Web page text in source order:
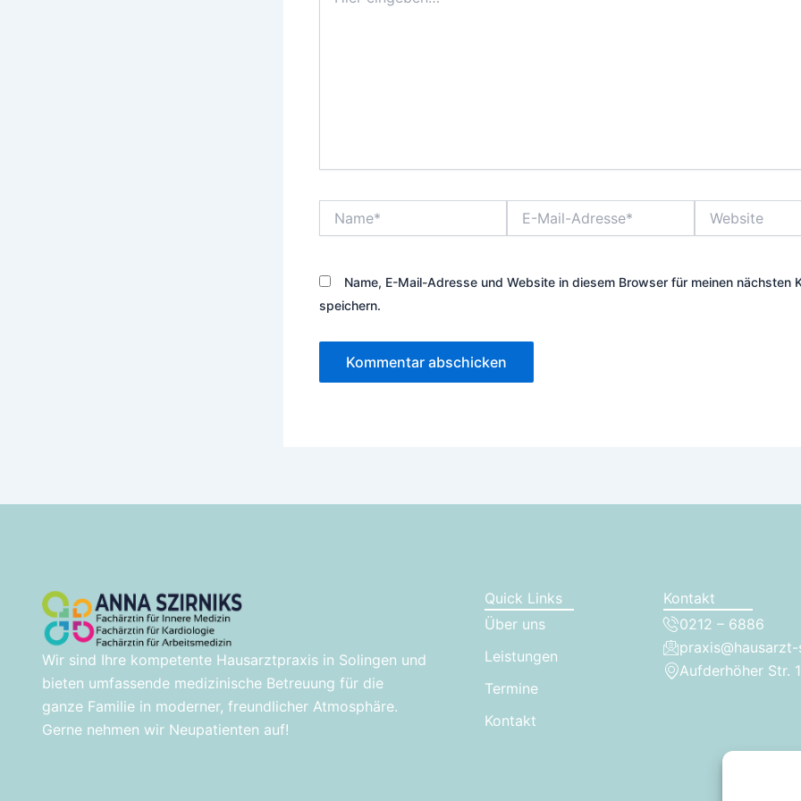
Mail-
Name, E-Mail-Adresse und Website in diesem Browser für meinen nächsten
speichern.
Wir sind Ihre kompetente Hausarztpraxis in Solingen und
bieten umfassende medizinische Betreuung für die
ganze Familie in moderner, freundlicher Atmosphäre.
Gerne nehmen wir Neupatienten auf!
Quick Links
Über uns
Leistungen
Termine
Kontakt
Kontakt
0212 – 6886
Aufderhöher Str.